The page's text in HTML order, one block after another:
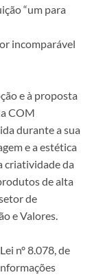
“um para
incomparável
e à proposta
COM
durante a sua
e a estética
criatividade da
de alta
de
e Valores.
nº 8.078, de